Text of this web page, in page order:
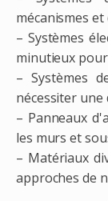
mécanismes et
– Systèmes
minutieux
– Systèmes
nécessiter
– Panneaux
les murs et
– Matériaux
approches de